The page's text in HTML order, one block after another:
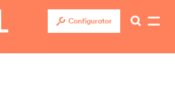
Configurator